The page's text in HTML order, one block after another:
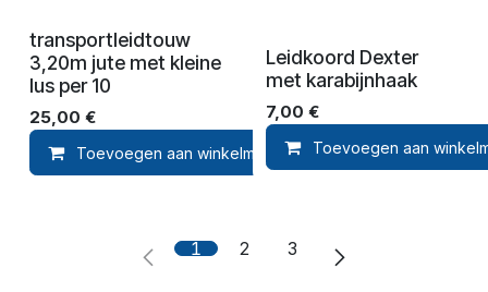
transportleidtouw
3,20m jute met kleine
lus per 10
25,00 €
Toevoegen aan winkelmandje
Leidkoord Dexter
met karabijnhaak
7,00 €
Toevoegen aan
1 2 3